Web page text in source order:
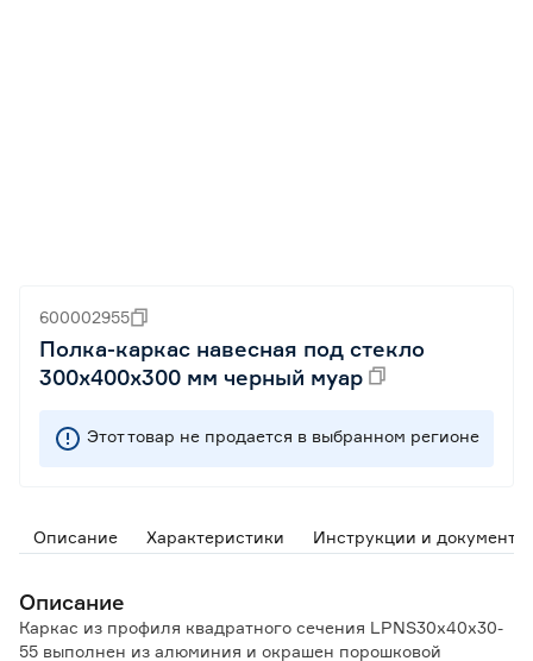
600002955
Полка-каркас навесная под стекло
300х400х300 мм черный муар
Этот товар не продается в выбранном регионе
Описание Характеристики Инструкции и документы
Описание
Каркас из профиля квадратного сечения LPNS30x40x30-
55 выполнен из алюминия и окрашен порошковой